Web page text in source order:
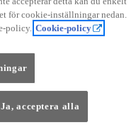
för cookie-inställningar nedan.
policy. Cookie-policy
Ja, acceptera alla